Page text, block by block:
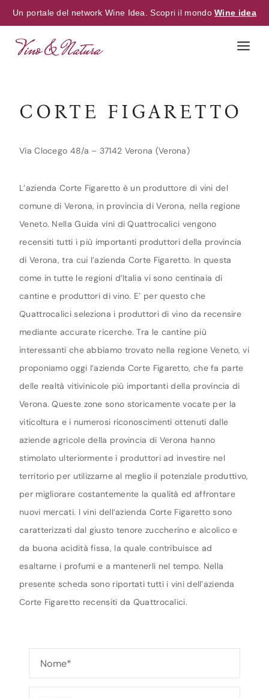
Un portale del network Wine Idea. Scopri il mondoWine idea
CORTE FIGARETTO
Via Clocego 48/a – 37142 Verona (Verona)
L’azienda Corte Figaretto è un produttore di vini del
comune di Verona, in provincia di Verona, nella regione
Veneto. Nella Guida vini di Quattrocalici vengono
recensiti tutti i più importanti produttori della provincia
di Verona, tra cui l’azienda Corte Figaretto. In questa
come in tutte le regioni d’Italia vi sono centinaia di
cantine e produttori di vino. E’ per questo che
Quattrocalici seleziona i produttori di vino da recensire
mediante accurate ricerche. Tra le cantine più
interessanti che abbiamo trovato nella regione Veneto, vi
proponiamo oggi l’azienda Corte Figaretto, che fa parte
delle realtà vitivinicole più importanti della provincia di
Verona. Queste zone sono storicamente vocate per la
viticoltura e i numerosi riconoscimenti ottenuti dalle
aziende agricole della provincia di Verona hanno
stimolato ulteriormente i produttori ad investire nel
territorio per utilizzarne al meglio il potenziale produttivo,
per migliorare costantemente la qualità ed affrontare
nuovi mercati. I vini dell’azienda Corte Figaretto sono
caratterizzati dal giusto tenore zuccherino e alcolico e
da buona acidità fissa, la quale contribuisce ad
esaltarne i profumi e a mantenerli nel tempo. Nella
presente scheda sono riportati tutti i vini dell’azienda
Corte Figaretto recensiti da Quattrocalici.